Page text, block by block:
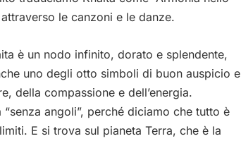
le canzoni e le danze.
è un nodo infinito, dorato e splendente,
uno degli otto simboli di buon auspicio e
della compassione e dell’energia.
angoli”, perché diciamo che tutto è
E si trova sul pianeta Terra, che è la